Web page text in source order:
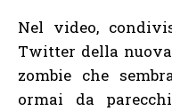
Nel video,
Twitter della
zombie che
ormai da